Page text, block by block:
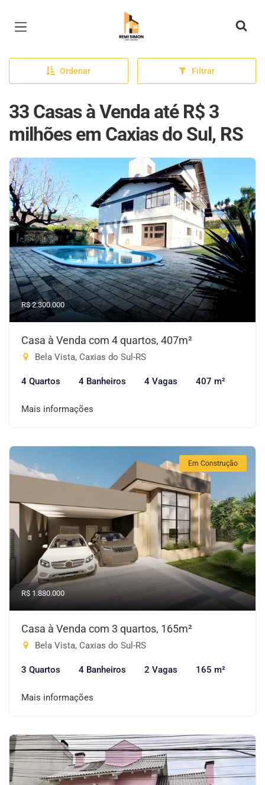
Página inicial
Ordenar Filtrar
33 Casas à Venda até R$ 3
milhões em Caxias do Sul, RS
R$ 2.300.000
Casa à Venda com 4 quartos, 407m²
Bela Vista, Caxias do Sul-RS
4 Quartos 4 Banheiros 4 Vagas 407 m²
Mais informações
Em Construção
R$ 1.880.000
Casa à Venda com 3 quartos, 165m²
Bela Vista, Caxias do Sul-RS
3 Quartos 4 Banheiros 2 Vagas 165 m²
Mais informações